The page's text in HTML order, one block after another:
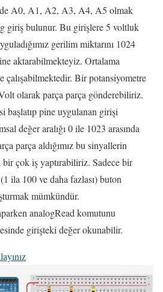
A0, A1, A2, A3, A4, A5 olmak
giriş bulunur. Bu girişlere 5 voltluk
gerilim miktarını 1024
aktarabilmekteyiz. Ortalama
çalışabilmektedir. Bir potansiyometre
olarak parça parça gönderebiliriz.
başlatıp pine uygulanan girişi
değer aralığı 0 ile 1023 arasında
parça aldığımız bu sinyallerin
çok iş yaptırabiliriz. Sadece bir
ila 100 ve daha fazlası) buton
mümkündür.
analogRead komutunu
girişteki değer okunabilir.